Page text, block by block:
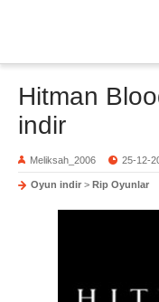
Hitman
indir
Meliksah_2006 25-12-
Oyun indir > Rip Oyunlar